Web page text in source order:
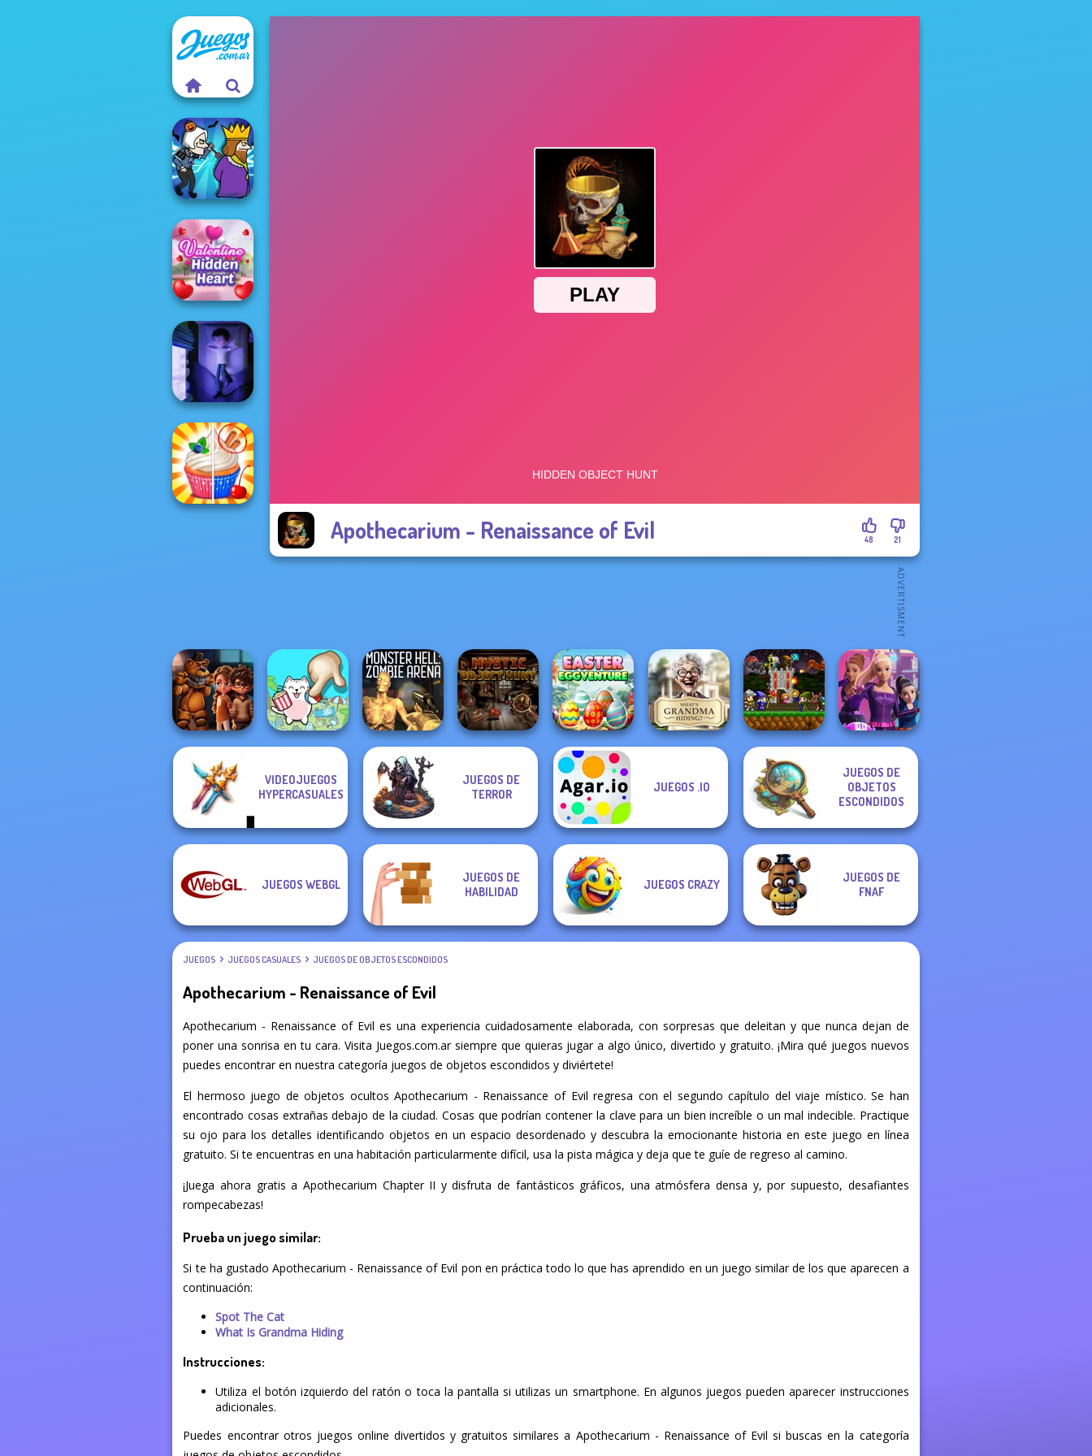
Apothecarium - Renaissance of Evil 21
48
Murder
Valentine Hidden
Heart
Cursed Dreams
FNAF Horror At
Home
Spot The Cat
Monster Hell:
Zombie Arena
Mystic Object
Hunt
Easter
Eggventure
What Is Grandma
Mini Guardians
Castle Defense
Spy Squad
Academy
VIDEOJUEGOS
HYPERCASUALES
JUEGOS DE
TERROR
JUEGOS .IO
JUEGOS DE
OBJETOS
ESCONDIDOS
JUEGOS WEBGL
JUEGOS DE
HABILIDAD
JUEGOS CRAZY
JUEGOS DE
FNAF
JUEGOS JUEGOS CASUALES JUEGOS DE OBJETOS ESCONDIDOS
Apothecarium - Renaissance of Evil
Apothecarium - Renaissance of Evil es una experiencia cuidadosamente elaborada, con sorpresas que deleitan y que nunca dejan de
poner una sonrisa en tu cara. Visita Juegos.com.ar siempre que quieras jugar a algo único, divertido y gratuito. ¡Mira qué juegos nuevos
puedes encontrar en nuestra categoría juegos de objetos escondidos y diviértete!
El hermoso juego de objetos ocultos Apothecarium - Renaissance of Evil regresa con el segundo capítulo del viaje místico. Se han
encontrado cosas extrañas debajo de la ciudad. Cosas que podrían contener la clave para un bien increíble o un mal indecible. Practique
su ojo para los detalles identificando objetos en un espacio desordenado y descubra la emocionante historia en este juego en línea
gratuito. Si te encuentras en una habitación particularmente difícil, usa la pista mágica y deja que te guíe de regreso al camino.
¡Juega ahora gratis a Apothecarium Chapter II y disfruta de fantásticos gráficos, una atmósfera densa y, por supuesto, desafiantes
rompecabezas!
Prueba un juego similar:
Si te ha gustado Apothecarium - Renaissance of Evil pon en práctica todo lo que has aprendido en un juego similar de los que aparecen a
continuación:
Spot The Cat
What Is Grandma Hiding
Instrucciones:
Utiliza el botón izquierdo del ratón o toca la pantalla si utilizas un smartphone. En algunos juegos pueden aparecer instrucciones
adicionales.
Puedes encontrar otros juegos online divertidos y gratuitos similares a Apothecarium - Renaissance of Evil si buscas en la categoría